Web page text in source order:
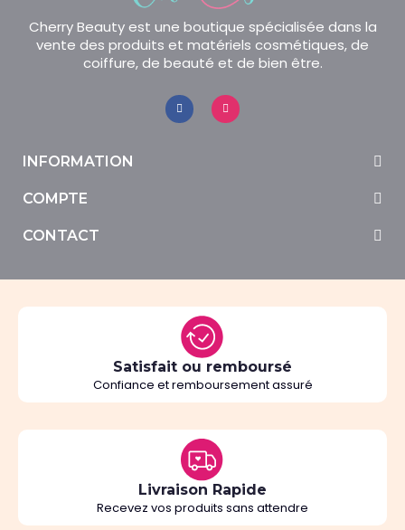
Cherry Beauty est une boutique spécialisée dans la
vente des produits et matériels cosmétiques, de
coiffure, de beauté et de bien être.
INFORMATION
COMPTE
CONTACT
Satisfait ou remboursé
Confiance et remboursement assuré
Livraison Rapide
Recevez vos produits sans attendre